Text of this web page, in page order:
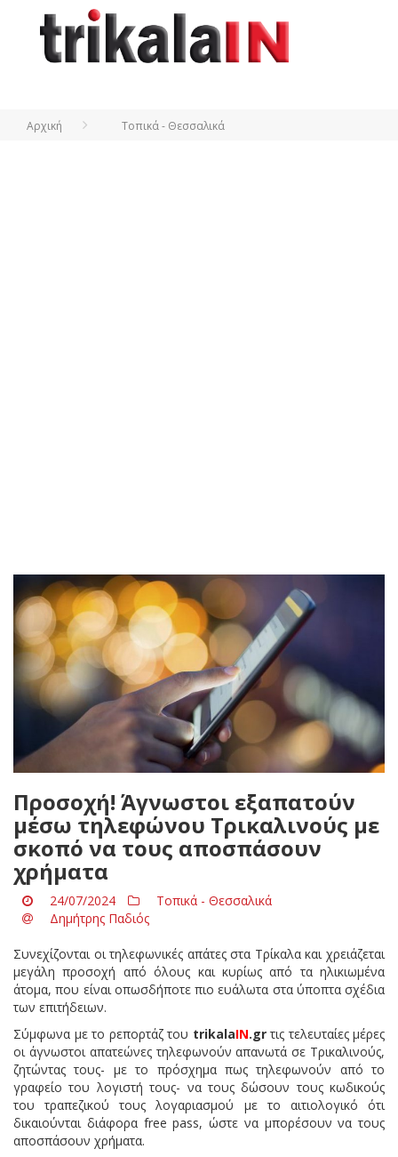
Αρχική Τοπικά - Θεσσαλικά
Προσοχή! Άγνωστοι εξαπατούν
μέσω τηλεφώνου Τρικαλινούς με
σκοπό να τους αποσπάσουν
χρήματα
24/07/2024
Τοπικά - Θεσσαλικά
Δημήτρης Παδιός
Συνεχίζονται οι τηλεφωνικές απάτες στα Τρίκαλα και χρειάζεται
μεγάλη προσοχή από όλους και κυρίως από τα ηλικιωμένα
άτομα, που είναι οπωσδήποτε πιο ευάλωτα στα ύποπτα σχέδια
των επιτήδειων.
Σύμφωνα με το ρεπορτάζ του trikalaIN.grτις τελευταίες μέρες
οι άγνωστοι απατεώνες τηλεφωνούν απανωτά σε Τρικαλινούς,
ζητώντας τους- με το πρόσχημα πως τηλεφωνούν από το
γραφείο του λογιστή τους- να τους δώσουν τους κωδικούς
του τραπεζικού τους λογαριασμού με το αιτιολογικό ότι
δικαιούνται διάφορα free pass, ώστε να μπορέσουν να τους
αποσπάσουν χρήματα.